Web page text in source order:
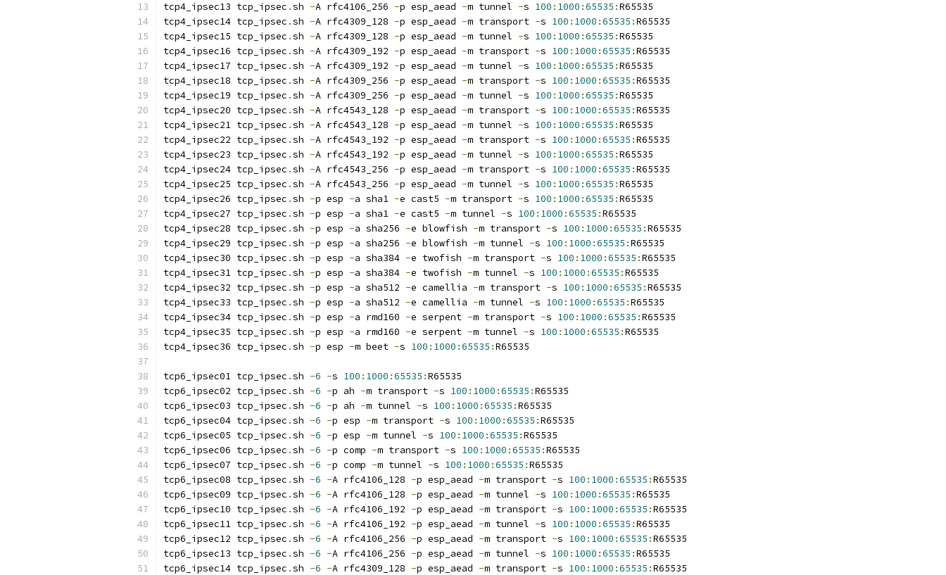
tcp4_ipsec13 tcp_ipsec .sh -A rfc4106_256 -p esp_aead -m tunnel -s 100 : 1000 :65535 :R65535
tcp4_ipsec14 tcp_ipsec .sh -A rfc4309_128 -p esp_aead -m transport -s 100 : 1000 :65535 :R65535
tcp4_ipsec15 tcp_ipsec .sh -A rfc4309_128 -p esp_aead -m tunnel -s 100 : 1000 :65535 :R65535
tcp4_ipsec16 tcp_ipsec .sh -A rfc4309_192 -p esp_aead -m transport -s 100 : 1000 :65535 :R65535
tcp4_ipsec17 tcp_ipsec .sh -A rfc4309_192 -p esp_aead -m tunnel -s 100 : 1000 :65535 :R65535
tcp4_ipsec18 tcp_ipsec .sh -A rfc4309_256 -p esp_aead -m transport -s 100 : 1000 :65535 :R65535
tcp4_ipsec19 tcp_ipsec .sh -A rfc4309_256 -p esp_aead -m tunnel -s 100 : 1000 :65535 :R65535
tcp4_ipsec20 tcp_ipsec .sh -A rfc4543_128 -p esp_aead -m transport -s 100 : 1000 :65535 :R65535
tcp4_ipsec21 tcp_ipsec .sh -A rfc4543_128 -p esp_aead -m tunnel -s 100 : 1000 :65535 :R65535
tcp4_ipsec22 tcp_ipsec .sh -A rfc4543_192 -p esp_aead -m transport -s 100 : 1000 :65535 :R65535
tcp4_ipsec23 tcp_ipsec .sh -A rfc4543_192 -p esp_aead -m tunnel -s 100 : 1000 :65535 :R65535
tcp4_ipsec24 tcp_ipsec .sh -A rfc4543_256 -p esp_aead -m transport -s 100 : 1000 :65535 :R65535
tcp4_ipsec25 tcp_ipsec .sh -A rfc4543_256 -p esp_aead -m tunnel -s 100 : 1000 :65535 :R65535
tcp4_ipsec26 tcp_ipsec .sh -p esp -a sha1 -e cast5 -m transport -s 100 : 1000 :65535 :R65535
tcp4_ipsec27 tcp_ipsec .sh -p esp -a sha1 -e cast5 -m tunnel -s 100 : 1000 :65535 :R65535
tcp4_ipsec28 tcp_ipsec .sh -p esp -a sha256 -e blowfish -m transport -s 100 : 1000 :65535 :R65535
tcp4_ipsec29 tcp_ipsec .sh -p esp -a sha256 -e blowfish -m tunnel -s 100 : 1000 :65535 :R65535
tcp4_ipsec30 tcp_ipsec .sh -p esp -a sha384 -e twofish -m transport -s 100 : 1000 :65535 :R65535
tcp4_ipsec31 tcp_ipsec .sh -p esp -a sha384 -e twofish -m tunnel -s 100 : 1000 :65535 :R65535
tcp4_ipsec32 tcp_ipsec .sh -p esp -a sha512 -e camellia -m transport -s 100 : 1000 :65535 :R65535
tcp4_ipsec33 tcp_ipsec .sh -p esp -a sha512 -e camellia -m tunnel -s 100 : 1000 :65535 :R65535
tcp4_ipsec34 tcp_ipsec .sh -p esp -a rmd160 -e serpent -m transport -s 100 : 1000 :65535 :R65535
tcp4_ipsec35 tcp_ipsec .sh -p esp -a rmd160 -e serpent -m tunnel -s 100 : 1000 :65535 :R65535
tcp4_ipsec36 tcp_ipsec .sh -p esp -m beet -s 100 : 1000 :65535 :R65535
tcp6_ipsec01 tcp_ipsec .sh -6 -s 100 : 1000 :65535 :R65535
tcp6_ipsec02 tcp_ipsec .sh -6 -p ah -m transport -s 100 : 1000 :65535 :R65535
tcp6_ipsec03 tcp_ipsec .sh -6 -p ah -m tunnel -s 100 : 1000 :65535 :R65535
tcp6_ipsec04 tcp_ipsec .sh -6 -p esp -m transport -s 100 : 1000 :65535 :R65535
tcp6_ipsec05 tcp_ipsec .sh -6 -p esp -m tunnel -s 100 : 1000 :65535 :R65535
tcp6_ipsec06 tcp_ipsec .sh -6 -p comp -m transport -s 100 : 1000 :65535 :R65535
tcp6_ipsec07 tcp_ipsec .sh -6 -p comp -m tunnel -s 100 : 1000 :65535 :R65535
tcp6_ipsec08 tcp_ipsec .sh -6 -A rfc4106_128 -p esp_aead -m transport -s 100 : 1000 :65535 :R65535
tcp6_ipsec09 tcp_ipsec .sh -6 -A rfc4106_128 -p esp_aead -m tunnel -s 100 : 1000 :65535 :R65535
tcp6_ipsec10 tcp_ipsec .sh -6 -A rfc4106_192 -p esp_aead -m transport -s 100 : 1000 :65535 :R65535
tcp6_ipsec11 tcp_ipsec .sh -6 -A rfc4106_192 -p esp_aead -m tunnel -s 100 : 1000 :65535 :R65535
tcp6_ipsec12 tcp_ipsec .sh -6 -A rfc4106_256 -p esp_aead -m transport -s 100 : 1000 :65535 :R65535
tcp6_ipsec13 tcp_ipsec .sh -6 -A rfc4106_256 -p esp_aead -m tunnel -s 100 : 1000 :65535 :R65535
tcp6_ipsec14 tcp_ipsec .sh -6 -A rfc4309_128 -p esp_aead -m transport -s 100 : 1000 :65535 :R65535